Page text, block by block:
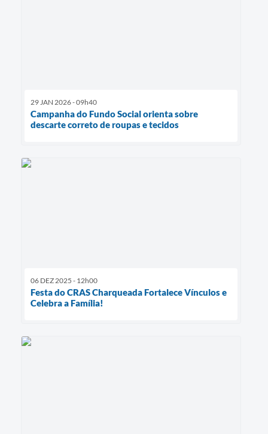
29 JAN 2026 - 09h40
Campanha do Fundo Social orienta sobre
descarte correto de roupas e tecidos
06 DEZ 2025 - 12h00
Festa do CRAS Charqueada Fortalece Vínculos e
Celebra a Família!